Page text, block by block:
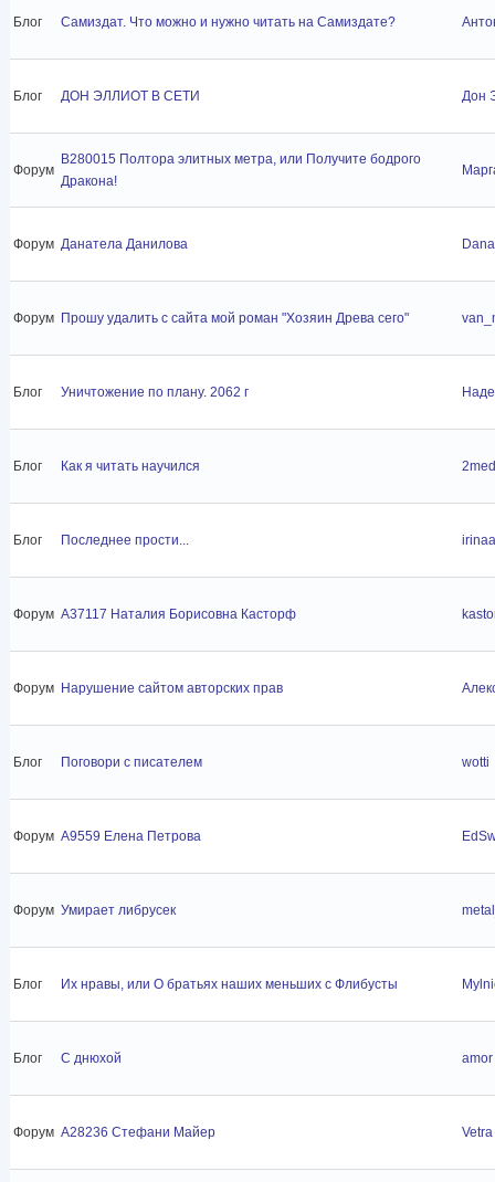
Блог Самиздат. Что можно и нужно читать на Самиздате?
Блог ДОН ЭЛЛИОТ В СЕТИ Дон
Форум
B280015 Полтора элитных метра, или Получите бодрого
Дракона!
Форум Данатела Данилова
Форум Прошу удалить с сайта мой роман "Хозяин Древа сего"
Блог Уничтожение по плану. 2062 г
Блог Как я читать научился
Блог Последнее прости...
Форум A37117 Наталия Борисовна Касторф
Форум Нарушение сайтом авторских прав
Блог Поговори с писателем wotti
Форум A9559 Елена Петрова
Форум Умирает либрусек
Блог Их нравы, или О братьях наших меньших с Флибусты
Блог С днюхой amor
Форум A28236 Стефани Майер Vetra